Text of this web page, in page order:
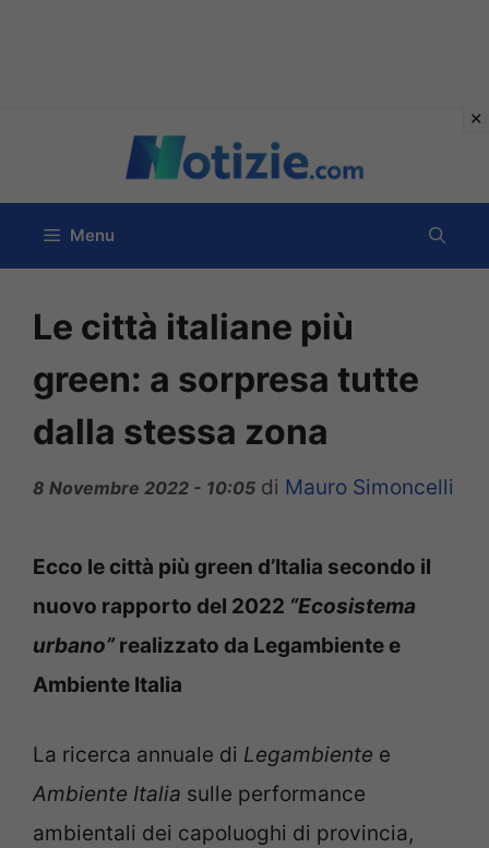
contenuto
Menu
Le città italiane più
green: a sorpresa tutte
dalla stessa zona
8 Novembre 2022 - 10:05 di Mauro Simoncelli
Ecco le città più green d’Italia secondo il
nuovo rapporto del 2022 “Ecosistema
urbano” realizzato da Legambiente e
Ambiente Italia
La ricerca annuale di Legambiente e
Ambiente Italia sulle performance
ambientali dei capoluoghi di provincia,